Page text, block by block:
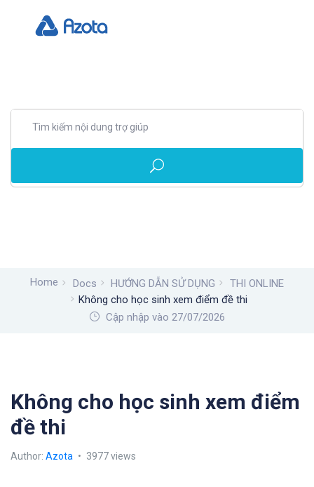
Home Docs HƯỚNG DẪN SỬ DỤNG
THI ONLINE
Không cho học sinh xem điểm đề thi
Cập nhập vào 27/07/2026
Không cho học sinh xem điểm
đề thi
Author: Azota 3977 views